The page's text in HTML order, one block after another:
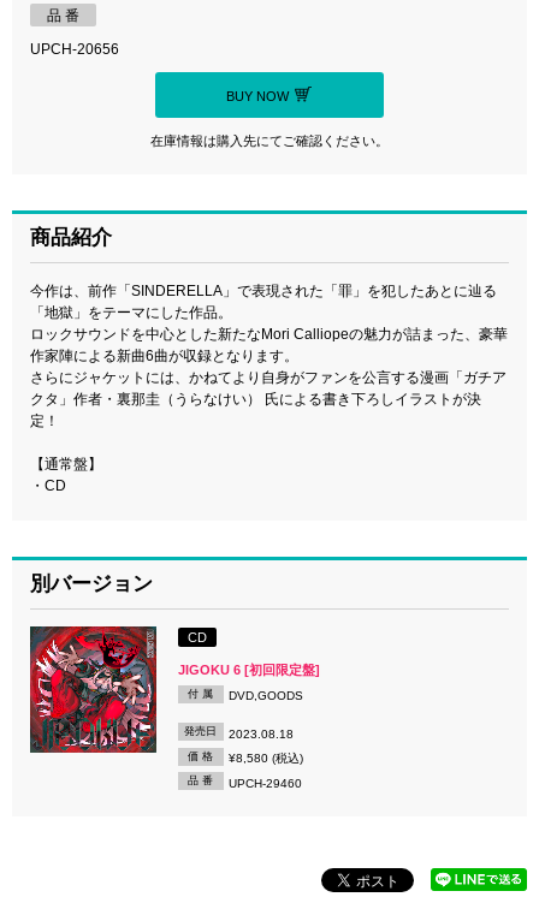
品 番
UPCH-20656
BUY NOW
在庫情報は購入先にてご確認ください。
商品紹介
今作は、前作「SINDERELLA」で表現された「罪」を犯したあとに辿る
「地獄」をテーマにした作品。
ロックサウンドを中心とした新たなMori Calliopeの魅力が詰まった、豪華
作家陣による新曲6曲が収録となります。
さらにジャケットには、かねてより自身がファンを公言する漫画「ガチア
クタ」作者・裏那圭（うらなけい） 氏による書き下ろしイラストが決
定！
【通常盤】
・CD
別バージョン
CD
JIGOKU 6 [初回限定盤]
付 属 DVD,GOODS
発売日 2023.08.18
価 格 ¥8,580 (税込)
品 番 UPCH-29460